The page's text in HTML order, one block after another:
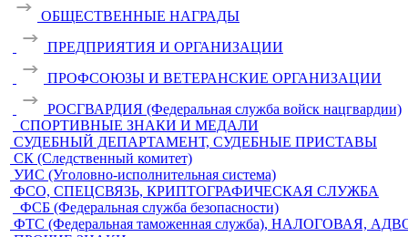
ОБЩЕСТВЕННЫЕ НАГРАДЫ
ПРЕДПРИЯТИЯ И ОРГАНИЗАЦИИ
ПРОФСОЮЗЫ И ВЕТЕРАНСКИЕ ОРГАНИЗАЦИИ
РОСГВАРДИЯ (Федеральная служба войск нацгвардии)
СПОРТИВНЫЕ ЗНАКИ И МЕДАЛИ
СУДЕБНЫЙ ДЕПАРТАМЕНТ, СУДЕБНЫЕ ПРИСТАВЫ
СК (Следственный комитет)
УИС (Уголовно-исполнительная система)
ФСО, СПЕЦСВЯЗЬ, КРИПТОГРАФИЧЕСКАЯ СЛУЖБА
ФСБ (Федеральная служба безопасности)
ФТС (Федеральная таможенная служба), НАЛОГОВАЯ,